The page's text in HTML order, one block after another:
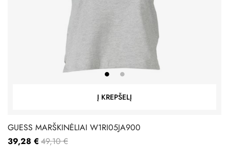
Į KREPŠELĮ
GUESS MARŠKINĖLIAI W1RI05JA900
39,28 € 49,10 €